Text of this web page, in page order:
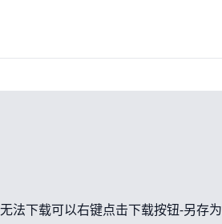
法下载可以右键点击下载按钮-另存为